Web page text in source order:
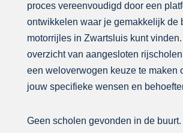
proces vereenvoudigd door een
ontwikkelen waar je gemakkelijk de
motorrijles in Zwartsluis kunt
overzicht van aangesloten
een weloverwogen keuze te maken
jouw specifieke wensen en
Geen scholen gevonden in de buurt.